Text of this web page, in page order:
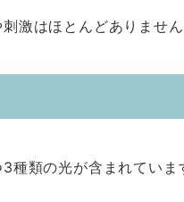
激はほとんどありません
類の光が含まれていま